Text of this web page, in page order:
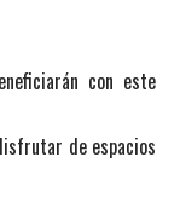
con este
de espacios